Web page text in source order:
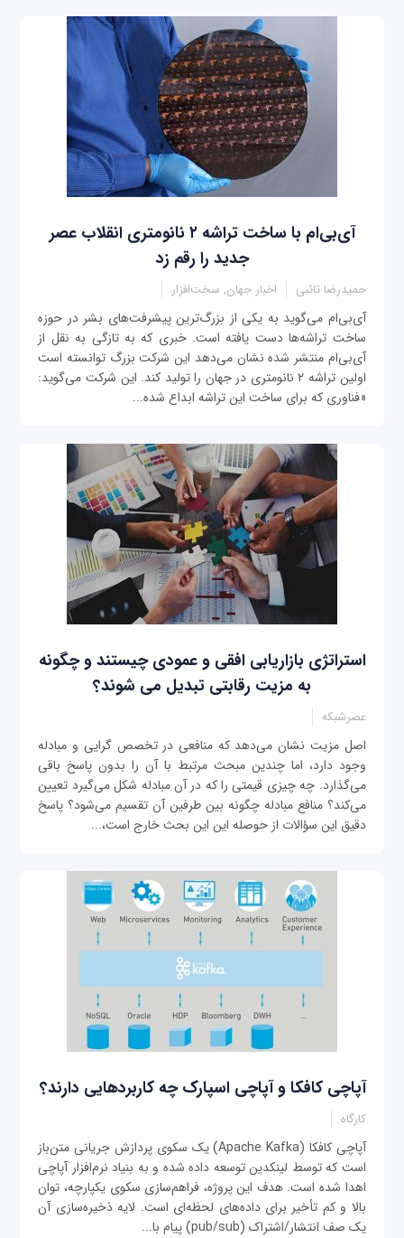
آی‌بی‌ام با ساخت تراشه‌ ۲ نانومتری انقلاب عصر
جدید را رقم زد
حمیدرضا تائبی اخبار جهان, سخت‌افزار
آی‌بی‌ام می‌گوید به یکی از بزرگ‌ترین پیشرفت‌های بشر در حوزه
ساخت تراشه‌ها دست یافته است. خبری که به تازگی به نقل از
آی‌بی‌ام منتشر شده نشان می‌دهد این شرکت بزرگ توانسته است
اولین تراشه ۲ نانومتری در جهان را تولید کند. این شرکت می‌گوید:
«فناوری که برای ساخت این تراشه ابداع شده...
استراتژی بازاریابی افقی و عمودی چیستند و چگونه
به مزیت رقابتی تبدیل می شوند؟
عصرشبکه
اصل مزیت نشان می‌دهد که منافعی در تخصص گرایی و مبادله
وجود دارد، اما چندین مبحث مرتبط با آن را بدون پاسخ باقی
می‌گذارد. چه چیزی قیمتی را که در آن مبادله شکل می‌گیرد تعیین
می‌کند؟ منافع مبادله چگونه بین طرفین آن تقسیم می‌شود؟ پاسخ
دقیق این سؤالات از حوصله این این بحث خارج است،...
آپاچی کافکا و آپاچی اسپارک چه کاربردهایی دارند؟
کارگاه
آپاچی کافکا (Apache Kafka) یک سکوی پردازش جریانی متن‌باز
است که توسط لینکدین توسعه داده شده و به بنیاد نرم‌افزار آپاچی
اهدا شده‌ است. هدف این پروژه، فراهم‌سازی سکوی یکپارچه، توان
بالا و کم تأخیر برای داده‌های لحظه‌ای است. لایه ذخیره‌سازی آن
یک صف انتشار/اشتراک (pub/sub) پیام با...